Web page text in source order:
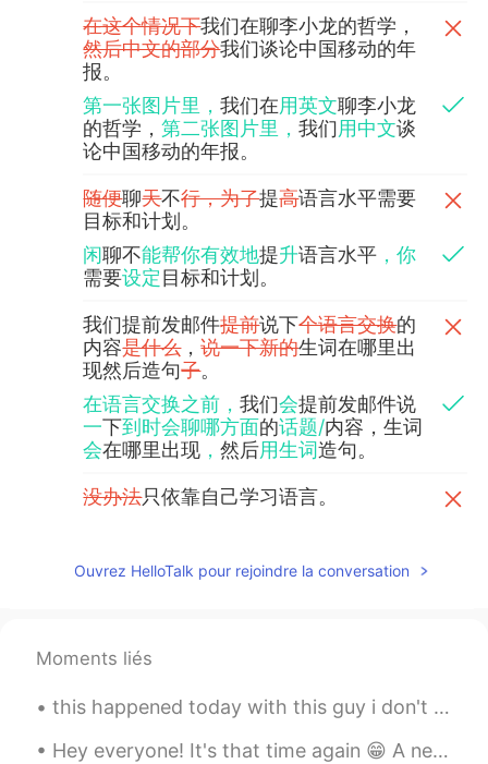
在这个情况下我们在聊李小龙的哲学，
然后中文的部分我们谈论中国移动的年
报。
第一张图片里，我们在用英文聊李小龙
的哲学，第二张图片里，我们用中文谈
论中国移动的年报。
随便聊天不行，为了提高语言水平需要
目标和计划。
闲聊不能帮你有效地提升语言水平 ，你
需要设定目标和计划。
我们提前发邮件提前说下个语言交换的
内容是什么，说一下新的生词在哪里出
现然后造句子。
在语言交换之前，我们会提前发邮件说
一下到时会聊哪方面的话题/内容，生词
会在哪里出现 ，然后用生词造句。
没办法只依靠自己学习语言。
互相帮忙肯定是最好的办法，你只是需
要找一下最适合你
Tony 2019.10.13 12:29
Ouvrez HelloTalk pour rejoindre la conversation
Moments liés
this happened today with this guy i don't want this to happen to anyone please be careful to all ...
Hey everyone! It's that time again 😁 A new series of classes with a new set of topics including....